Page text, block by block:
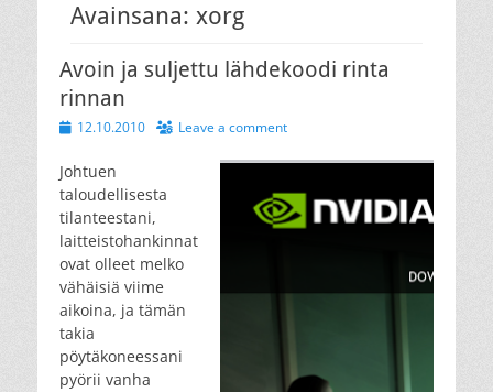
Avainsana: xorg
Avoin ja suljettu lähdekoodi rinta
rinnan
Posted12.10.2010 Leave a comment
Johtuen
taloudellisesta
tilanteestani,
laitteistohankinnat
ovat olleet melko
vähäisiä viime
aikoina, ja tämän
takia
pöytäkoneessani
pyörii vanha